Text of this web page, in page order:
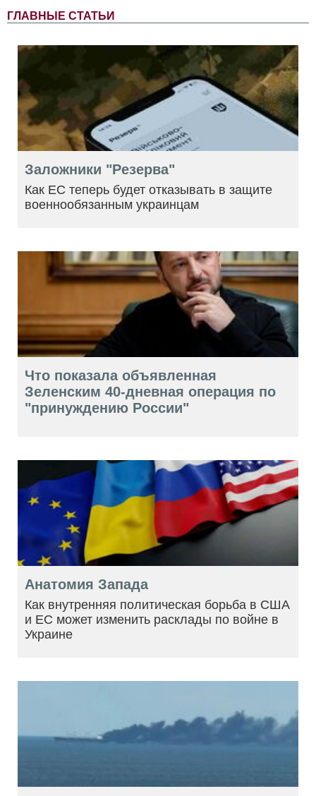
ГЛАВНЫЕ СТАТЬИ
Заложники "Резерва"
Как ЕС теперь будет отказывать в защите
военнообязанным украинцам
Что показала объявленная
Зеленским 40-дневная операция по
"принуждению России"
Анатомия Запада
Как внутренняя политическая борьба в США
и ЕС может изменить расклады по войне в
Украине